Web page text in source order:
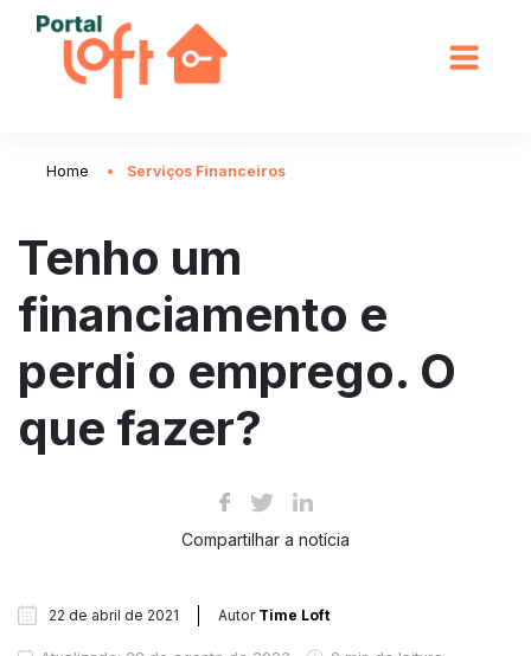
Home Serviços Financeiros
Tenho um
financiamento e
perdi o emprego. O
que fazer?
Compartilhar a notícia
22 de abril de 2021 Autor Time Loft